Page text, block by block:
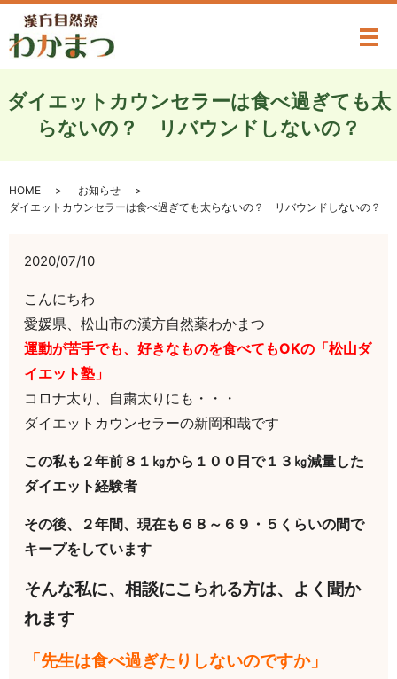
メ
ダイエットカウンセラーは食べ過ぎても太
らないの？ リバウンドしないの？
HOME
お知らせ
ダイエットカウンセラーは食べ過ぎても太らないの？ リバウンドしないの？
2020/07/10
こんにちわ
愛媛県、松山市の漢方自然薬わかまつ
運動が苦手でも、好きなものを食べてもOKの「松山ダ
イエット塾」
コロナ太り、自粛太りにも・・・
ダイエットカウンセラーの新岡和哉です
この私も２年前８１㎏から１００日で１３㎏減量した
ダイエット経験者
その後、２年間、現在も６８～６９・５くらいの間で
キープをしています
そんな私に、相談にこられる方は、よく聞か
れます
「先生は食べ過ぎたりしないのですか」